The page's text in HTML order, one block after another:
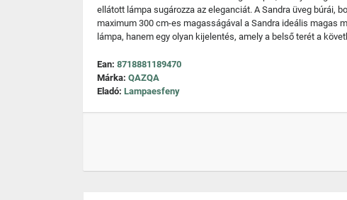
ellátott lámpa sugározza az eleganciát. A Sandra üveg búrái,
maximum 300 cm-es magasságával a Sandra ideális magas
lámpa, hanem egy olyan kijelentés, amely a belső terét a
Ean: 8718881189470
Márka: QAZQA
Eladó: Lampaesfeny